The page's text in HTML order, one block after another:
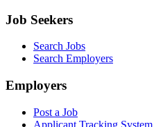
Job Seekers
Search Jobs
Search Employers
Employers
Post a Job
Applicant Tracking System